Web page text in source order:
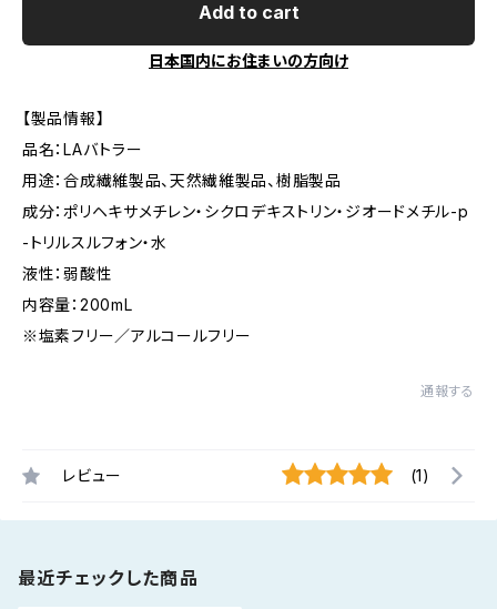
Add to cart
日本国内にお住まいの方向け
【製品情報】
品名：LAバトラー
用途：合成繊維製品、天然繊維製品、樹脂製品
成分：ポリヘキサメチレン・シクロデキストリン・ジオードメチル-p
-トリルスルフォン・水
液性：弱酸性
内容量：200mL
※塩素フリー／アルコールフリー
通報する
レビュー (1)
最近チェックした商品